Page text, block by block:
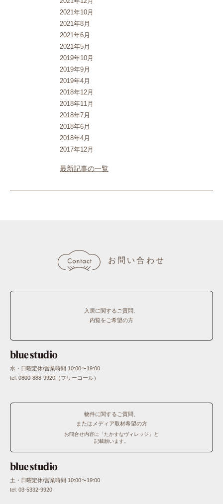
2021年10月
2021年8月
2021年6月
2021年5月
2019年10月
2019年9月
2019年4月
2018年12月
2018年11月
2018年7月
2018年6月
2018年4月
2017年12月
最新記事の一覧
お問い合わせ
入居に関するご質問、
内覧をご希望の方
水・日曜定休/営業時間 10:00〜19:00
tel: 0800-888-9920（フリーコール）
物件に関するご質問、
またはメディア取材希望の方
お問合せ内容に「たかすなヴィレッジ」と
記載願います。
土・日曜定休/営業時間 10:00〜19:00
tel: 03-5332-9920